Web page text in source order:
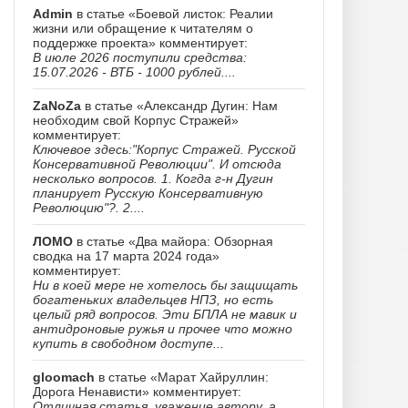
Admin в статье «Боевой листок: Реалии
жизни или обращение к читателям о
поддержке проекта» комментирует:
В июле 2026 поступили средства:
15.07.2026 - ВТБ - 1000 рублей....
ZaNoZa в статье «Александр Дугин: Нам
необходим свой Корпус Стражей»
комментирует:
Ключевое здесь:"Корпус Стражей. Русской
Консервативной Революции". И отсюда
несколько вопросов. 1. Когда г-н Дугин
планирует Русскую Консервативную
Революцию"?. 2....
ЛОМО в статье «Два майора: Обзорная
сводка на 17 марта 2024 года»
комментирует:
Ни в коей мере не хотелось бы защищать
богатеньких владельцев НПЗ, но есть
целый ряд вопросов. Эти БПЛА не мавик и
антидроновые ружья и прочее что можно
купить в свободном доступе...
gloomach в статье «Марат Хайруллин:
Дорога Ненависти» комментирует: